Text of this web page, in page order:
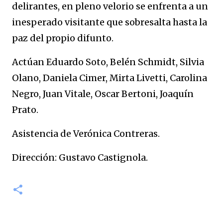
delirantes, en pleno velorio se enfrenta a un
inesperado visitante que sobresalta hasta la
paz del propio difunto.
Actúan Eduardo Soto, Belén Schmidt, Silvia
Olano, Daniela Cimer, Mirta Livetti, Carolina
Negro, Juan Vitale, Oscar Bertoni, Joaquín
Prato.
Asistencia de Verónica Contreras.
Dirección: Gustavo Castignola.